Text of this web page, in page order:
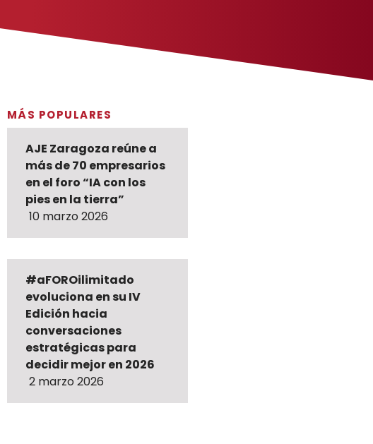
MÁS POPULARES
AJE Zaragoza reúne a
más de 70 empresarios
en el foro “IA con los
pies en la tierra”
10 marzo 2026
#aFOROilimitado
evoluciona en su IV
Edición hacia
conversaciones
estratégicas para
decidir mejor en 2026
2 marzo 2026